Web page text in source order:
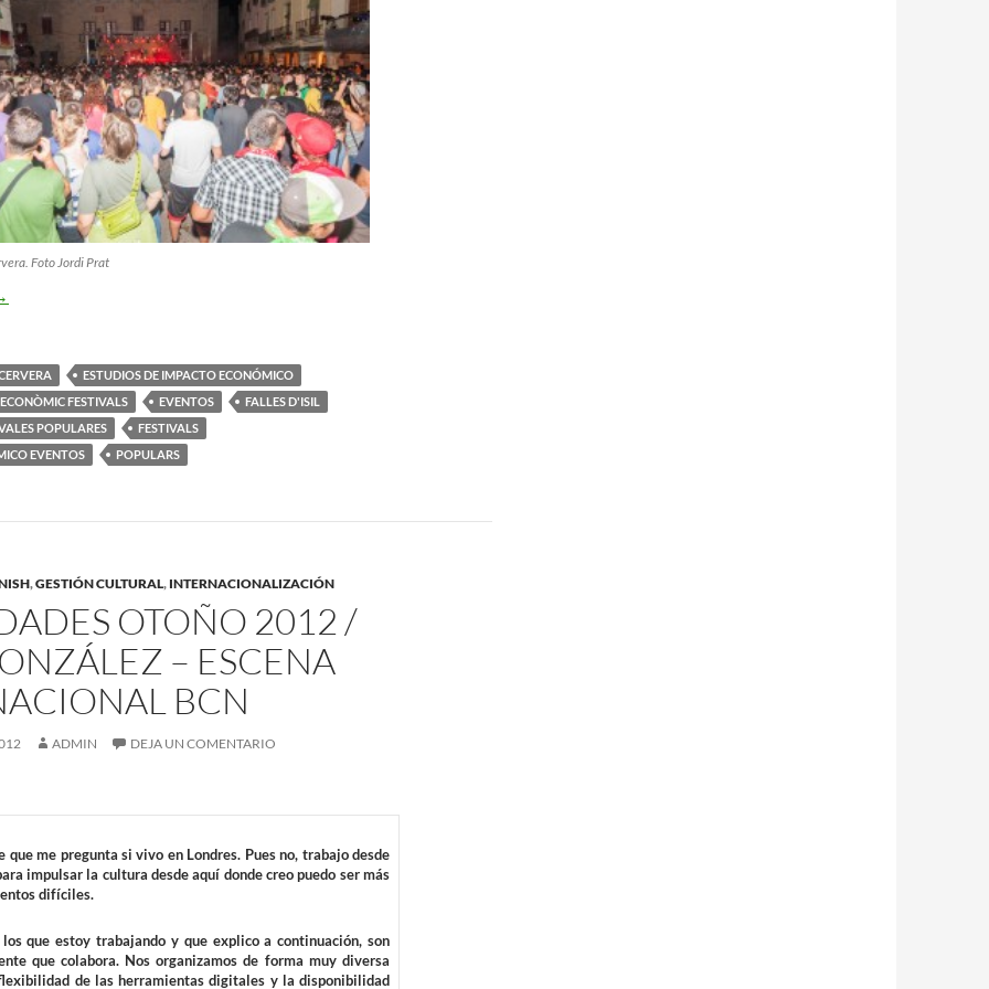
Foto Jordi Prat
Disponibles els Estudis d’Impacte Econòmic de Festivals Populars
ESTUDIOS DE IMPACTO ECONÓMICO
FESTIVALS
EVENTOS
FALLES D'ISIL
POPULARES
FESTIVALS
EVENTOS
POPULARS
,GESTIÓN CULTURAL, INTERNACIONALIZACIÓN
OTOÑO 2012 /
– ESCENA
BCN
ADMIN DEJA UN COMENTARIO
que me pregunta si vivo en Londres. Pues no, trabajo desde
impulsar la cultura desde aquí donde creo puedo ser más
difíciles.
que estoy trabajando y que explico a continuación, son
que colabora. Nos organizamos de forma muy diversa
de las herramientas digitales y la disponibilidad